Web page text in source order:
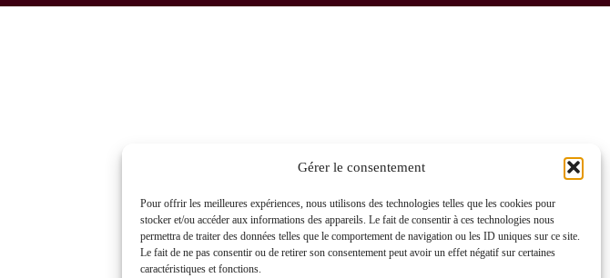
Gérer le consentement
Pour offrir les meilleures expériences, nous utilisons des technologies telles que les cookies pour
stocker et/ou accéder aux informations des appareils. Le fait de consentir à ces technologies nous
permettra de traiter des données telles que le comportement de navigation ou les ID uniques sur ce site.
Le fait de ne pas consentir ou de retirer son consentement peut avoir un effet négatif sur certaines
caractéristiques et fonctions.